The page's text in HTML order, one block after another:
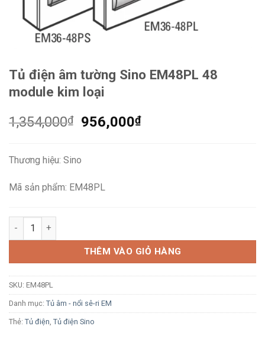
Tủ điện âm tường Sino EM48PL 48
module kim loại
1,354,000₫
Giá
1,354,000₫.
956,000₫Giá
Thương hiệu: Sino
Mã sản phẩm: EM48PL
Tủ điện âm tường Sino EM48PL 48 module kim loại số lượng
THÊM VÀO GIỎ HÀNG
SKU: EM48PL
Danh mục: Tủ âm - nổi sê-ri EM
Thẻ: Tủ điện Tủ điện Sino